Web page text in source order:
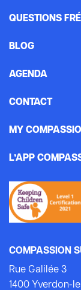
QUESTIONS
BLOG
AGENDA
CONTACT
MY
L’APP
COMPASSION
Rue Galilée 3
1400 Yverdon-